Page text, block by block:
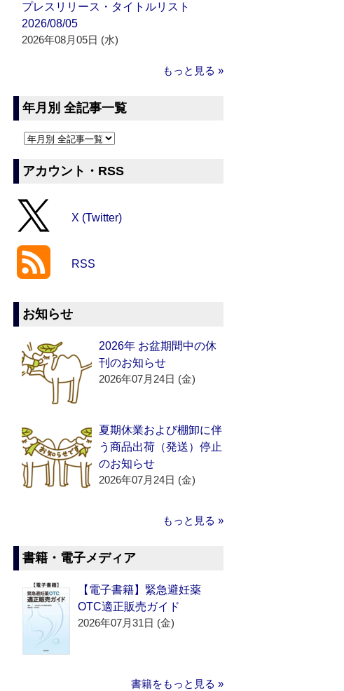
プレスリリース・タイトルリスト
2026/08/05
2026年08月05日 (水)
もっと見る »
年月別 全記事一覧
アカウント・RSS
X (Twitter)
RSS
お知らせ
2026年 お盆期間中の休
刊のお知らせ
2026年07月24日 (金)
夏期休業および棚卸に伴
う商品出荷（発送）停止
のお知らせ
2026年07月24日 (金)
もっと見る »
書籍・電子メディア
【電子書籍】緊急避妊薬
OTC適正販売ガイド
2026年07月31日 (金)
書籍をもっと見る »